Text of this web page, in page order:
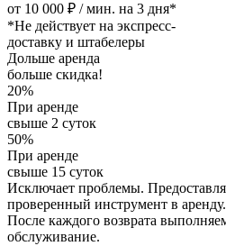
от 10 000 ₽ / мин. на 3 дня*
*Не действует на экспресс-
доставку и штабелеры
Дольше аренда
больше скидка!
20%
При аренде
свыше 2 суток
50%
При аренде
свыше 15 суток
Исключает проблемы.
проверенный инструмент в аренду.
После каждого возврата
обслуживание.